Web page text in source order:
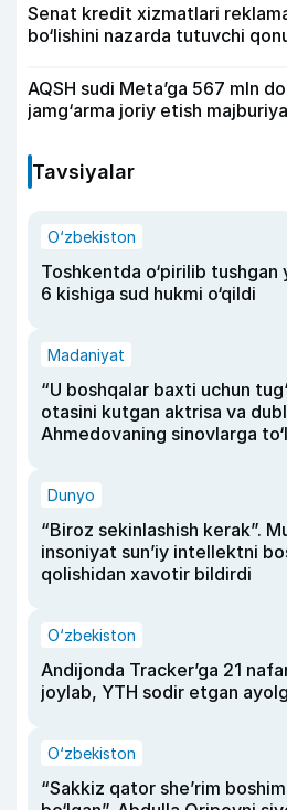
Senat kredit xizmatlari
bo‘lishini nazarda tutuvchi
AQSH sudi Meta’ga 567 mln
jamg‘arma joriy etish
Tavsiyalar
O‘zbekiston
Toshkentda o‘pirilib tushgan
6 kishiga sud hukmi o‘qildi
Madaniyat
“U boshqalar baxti uchun
otasini kutgan aktrisa va
Ahmedovaning sinovlarga
Dunyo
“Biroz sekinlashish kerak”.
insoniyat sun’iy intellektni
qolishidan xavotir bildirdi
O‘zbekiston
Andijonda Tracker’ga 21
joylab, YTH sodir etgan
O‘zbekiston
“Sakkiz qator she’rim